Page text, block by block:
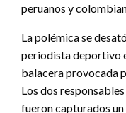
peruanos y
La polémica se
periodista deportivo
balacera provocada
Los dos
fueron capturados un